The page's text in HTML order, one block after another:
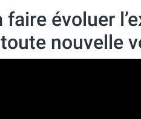
faire évoluer
nouvelle